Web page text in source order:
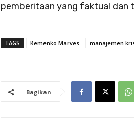
pemberitaan yang faktual dan
TAGS Kemenko Marves manajemen
Bagikan